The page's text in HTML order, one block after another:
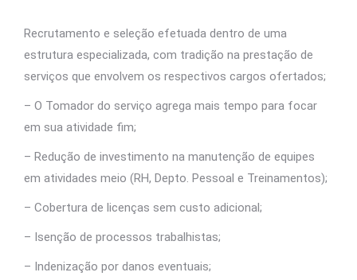
Recrutamento e seleção efetuada dentro de uma
estrutura especializada, com tradição na prestação de
serviços que envolvem os respectivos cargos ofertados;
– O Tomador do serviço agrega mais tempo para focar
em sua atividade fim;
– Redução de investimento na manutenção de equipes
em atividades meio (RH, Depto. Pessoal e Treinamentos);
– Cobertura de licenças sem custo adicional;
– Isenção de processos trabalhistas;
– Indenização por danos eventuais;